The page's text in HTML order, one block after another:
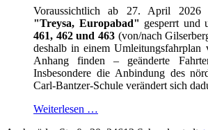
Voraussichtlich ab 27. April
"Treysa, Europabad" gesperrt und
461, 462 und 463(von/nach
deshalb in einem Umleitungsfahrplan
Anhang finden – geänderte
Insbesondere die Anbindung des
Carl-Bantzer-Schule verändert sich
Weiterlesen …